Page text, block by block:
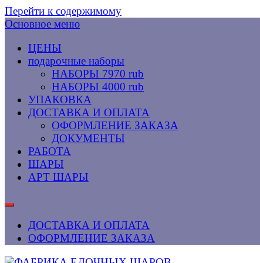
Перейти к содержимому
Основное меню
ЦЕНЫ
подарочные наборы
НАБОРЫ 7970 rub
НАБОРЫ 4000 rub
УПАКОВКА
ДОСТАВКА И ОПЛАТА
ОФОРМЛЕНИЕ ЗАКАЗА
ДОКУМЕНТЫ
РАБОТА
ШАРЫ
АРТ ШАРЫ
ДОСТАВКА И ОПЛАТА
ОФОРМЛЕНИЕ ЗАКАЗА